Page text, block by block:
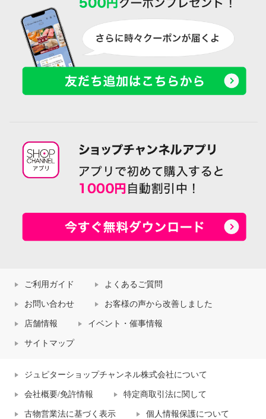
ご利用ガイド よくあるご質問
お問い合わせ お客様の声から改善しました
店舗情報 イベント・催事情報
サイトマップ
ジュピターショップチャンネル株式会社について
会社概要/免許情報 特定商取引法に関して
古物営業法に基づく表示 個人情報保護について